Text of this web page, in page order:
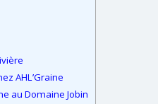
AHL’Graine
au Domaine Jobin